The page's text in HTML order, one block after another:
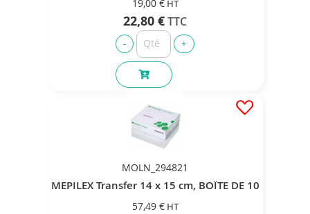
19,00 €
22,80 €
MOLN_294821
MEPILEX Transfer 14 x 15 cm, BOÏTE DE 10
57,49 €